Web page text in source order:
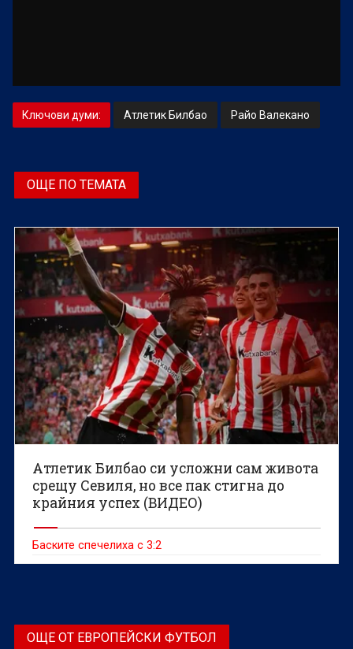
Ключови думи: Атлетик Билбао Райо Валекано
ОЩЕ ПО ТЕМАТА
Атлетик Билбао си усложни сам живота
срещу Севиля, но все пак стигна до
крайния успех (ВИДЕО)
Баските спечелиха с 3:2
ОЩЕ ОТ ЕВРОПЕЙСКИ ФУТБОЛ